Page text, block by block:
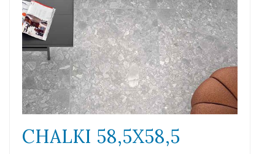
CHALKI 58,5X58,5